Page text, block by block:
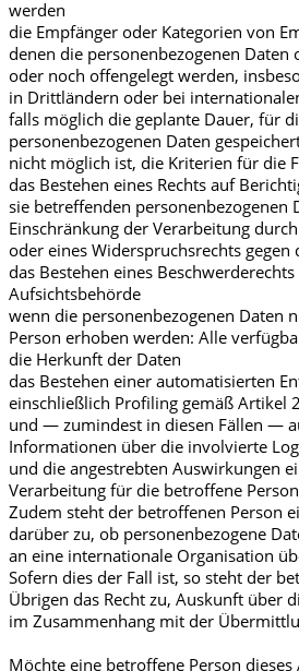
werden
die Empfänger oder Kategorien von
denen die personenbezogenen Daten
oder noch offengelegt werden,
in Drittländern oder bei
falls möglich die geplante Dauer, für
personenbezogenen Daten
nicht möglich ist, die Kriterien für die
das Bestehen eines Rechts auf
sie betreffenden personenbezogenen
Einschränkung der Verarbeitung
oder eines Widerspruchsrechts gegen
das Bestehen eines
Aufsichtsbehörde
wenn die personenbezogenen Daten
Person erhoben werden: Alle
die Herkunft der Daten
das Bestehen einer automatisierten
einschließlich Profiling gemäß Artikel
und — zumindest in diesen Fällen —
Informationen über die involvierte
und die angestrebten Auswirkungen
Verarbeitung für die betroffene Person
Zudem steht der betroffenen Person
darüber zu, ob personenbezogene
an eine internationale Organisation
Sofern dies der Fall ist, so steht der
Übrigen das Recht zu, Auskunft über
im Zusammenhang mit der
Möchte eine betroffene Person